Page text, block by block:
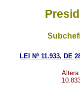
LEI Nº 11.933, DE